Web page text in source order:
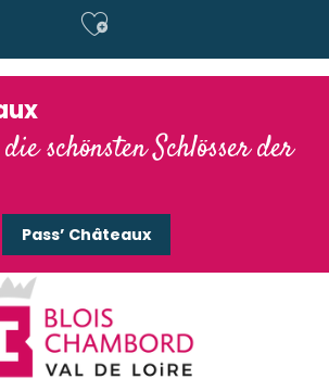
Ajouter aux
schönsten Schlösser der
Pass’ Châteaux